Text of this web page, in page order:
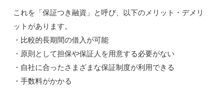
これを「保証つき融資」と呼び、以下のメリット・デメリ
ットがあります。
・比較的長期間の借入が可能
・原則として担保や保証人を用意する必要がない
・自社に合ったさまざまな保証制度が利用できる
・手数料がかかる